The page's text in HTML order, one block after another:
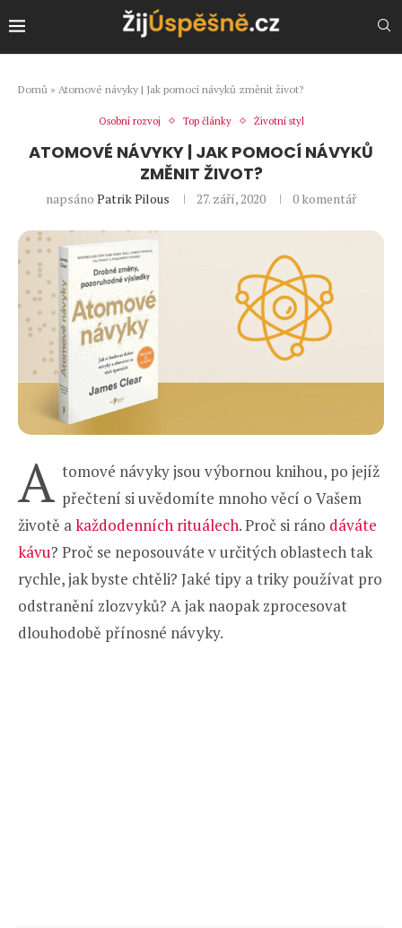
Domů » Atomové návyky | Jak pomocí návyků změnit život?
Osobní rozvoj Top články Životní styl
ATOMOVÉ NÁVYKY | JAK POMOCÍ NÁVYKŮ
ZMĚNIT ŽIVOT?
napsáno Patrik Pilous 27. září, 2020 0 komentář
A tomové návyky jsou výbornou knihou, po jejíž
přečtení si uvědomíte mnoho věcí o Vašem
životě akaždodenních rituálech. Proč si ráno dáváte
kávu? Proč se neposouváte v určitých oblastech tak
rychle, jak byste chtěli? Jaké tipy a triky používat pro
odstranění zlozvyků? A jak naopak zprocesovat
dlouhodobě přínosné návyky.